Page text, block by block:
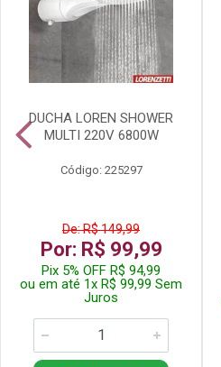
DUCHA LOREN SHOWER
MULTI 220V 6800W
Código: 225297
De: R$ 149,99
Por: R$ 99,99
Pix 5% OFF R$ 94,99
ou em até 1x R$ 99,99 Sem
Juros